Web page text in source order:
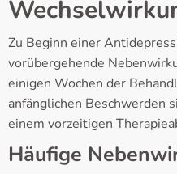
Zu Beginn einer
vorübergehende
einigen Wochen der
anfänglichen Beschwerden
einem vorzeitigen
Häufige